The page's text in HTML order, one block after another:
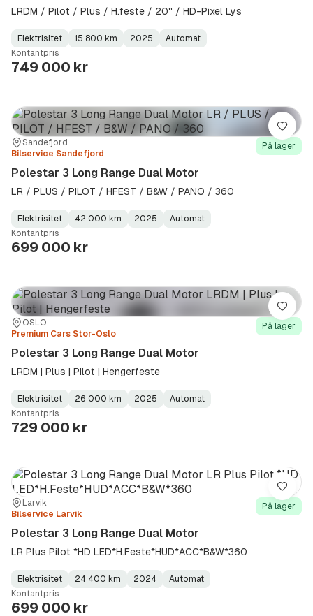
LRDM / Pilot / Plus / H.feste / 20'' / HD-Pixel Lys
Fuel
Type:
Elektrisitet
Kilometerstand:
15 800 km
Model
Year:
2025
Gearbox
Type:
Automat
Kontantpris
749 000 kr
Sted:
Sandefjord
Forhandler:
Bilservice Sandefjord
På lager
Polestar 3 Long Range Dual Motor
LR / PLUS / PILOT / HFEST / B&W / PANO / 360
Fuel
Type:
Elektrisitet
Kilometerstand:
42 000 km
Model
Year:
2025
Gearbox
Type:
Automat
Kontantpris
699 000 kr
Lagre
Sted:
OSLO
Forhandler:
Premium Cars Stor-Oslo
På lager
Polestar 3 Long Range Dual Motor
LRDM | Plus | Pilot | Hengerfeste
Fuel
Type:
Elektrisitet
Kilometerstand:
26 000 km
Model
Year:
2025
Gearbox
Type:
Automat
Kontantpris
729 000 kr
Lagre
Sted:
Larvik
Forhandler:
Bilservice Larvik
På lager
Polestar 3 Long Range Dual Motor
LR Plus Pilot *HD LED*H.Feste*HUD*ACC*B&W*360
Fuel
Type:
Elektrisitet
Kilometerstand:
24 400 km
Model
Year:
2024
Gearbox
Type:
Automat
Kontantpris
699 000 kr
Lagre